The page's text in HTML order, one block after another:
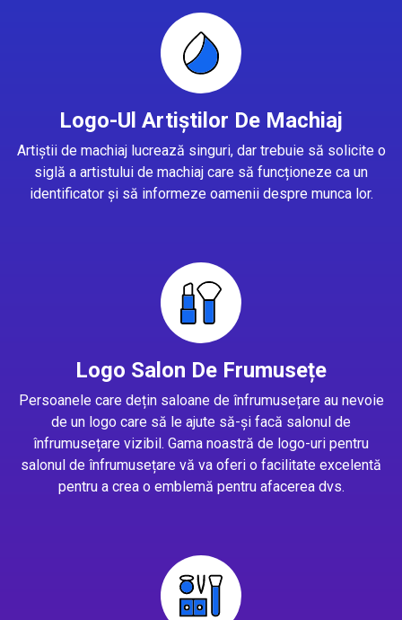
Logo-Ul Artiștilor De Machiaj
Artiștii de machiaj lucrează singuri, dar trebuie să solicite o
siglă a artistului de machiaj care să funcționeze ca un
identificator și să informeze oamenii despre munca lor.
Logo Salon De Frumusețe
Persoanele care dețin saloane de înfrumusețare au nevoie
de un logo care să le ajute să-și facă salonul de
înfrumusețare vizibil. Gama noastră de logo-uri pentru
salonul de înfrumusețare vă va oferi o facilitate excelentă
pentru a crea o emblemă pentru afacerea dvs.